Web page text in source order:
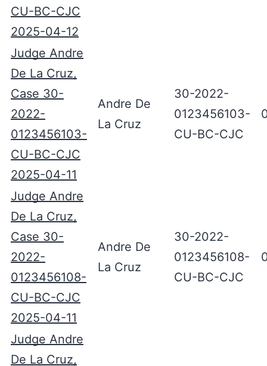
CU-BC-CJC
2025-04-12
Judge Andre
De La Cruz,
Case 30-
2022-
0123456103-
CU-BC-CJC
2025-04-11
Andre De
La Cruz
30-2022-
0123456103-
CU-BC-CJC
Judge Andre
De La Cruz,
Case 30-
2022-
0123456108-
CU-BC-CJC
2025-04-11
Andre De
La Cruz
30-2022-
0123456108-
CU-BC-CJC
Judge Andre
De La Cruz,